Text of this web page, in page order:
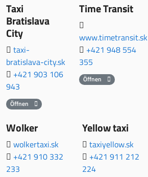
Taxi
Bratislava
City
taxi-
bratislava-city.sk
+421 903 106
943
Öffnen
Time Transit
www.timetransit.sk
+421 948 554
355
Öffnen
Wolker
wolkertaxi.sk
+421 910 332
233
Yellow taxi
taxiyellow.sk
+421 911 212
224